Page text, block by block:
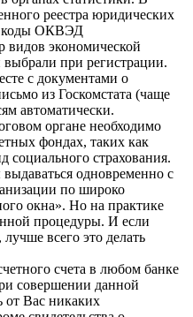
реестра юридических
коды ОКВЭД
видов экономической
при регистрации.
с документами о
из Госкомстата (чаще
автоматически.
органе необходимо
фондах, таких как
страхования.
одновременно с
по широко
окна». Но на практике
процедуры. И если
всего это делать
счета в любом банке
совершении данной
от Вас никаких